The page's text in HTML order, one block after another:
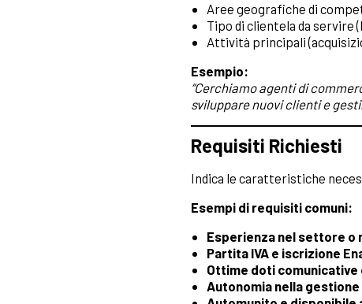
Aree geografiche di
Tipo di clientela da servire
Attività principali
Esempio:
“Cerchiamo agenti di
sviluppare nuovi clienti e
Requisiti Richiesti
Indica le caratteristiche
Esempi di requisiti comuni:
Esperienza nel settore o
Partita IVA e iscrizione
Ottime doti comunicative
Autonomia nella